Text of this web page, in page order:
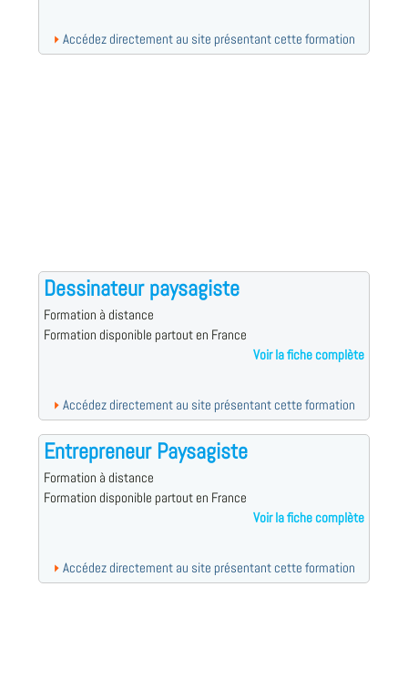
Accédez directement au site présentant cette formation
Dessinateur paysagiste
Formation à distance
Formation disponible partout en France
Voir la fiche complète
Accédez directement au site présentant cette formation
Entrepreneur Paysagiste
Formation à distance
Formation disponible partout en France
Voir la fiche complète
Accédez directement au site présentant cette formation